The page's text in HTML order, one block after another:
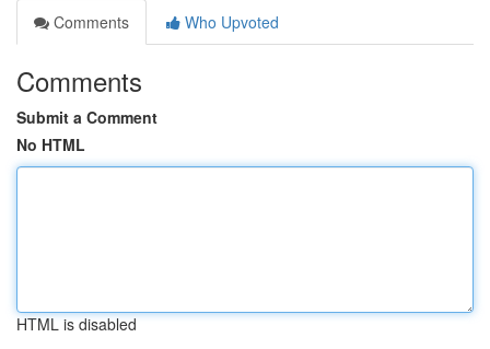
Comments
Who Upvoted
Comments
Submit a Comment
No HTML
HTML is disabled